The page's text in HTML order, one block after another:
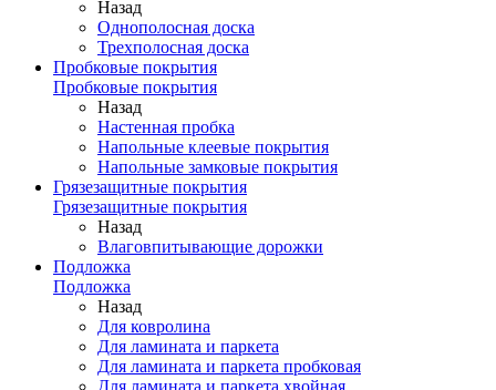
Назад
Однополосная доска
Трехполосная доска
Пробковые покрытия
Пробковые покрытия
Назад
Настенная пробка
Напольные клеевые покрытия
Напольные замковые покрытия
Грязезащитные покрытия
Грязезащитные покрытия
Назад
Влаговпитывающие дорожки
Подложка
Подложка
Назад
Для ковролина
Для ламината и паркета
Для ламината и паркета пробковая
Для ламината и паркета хвойная